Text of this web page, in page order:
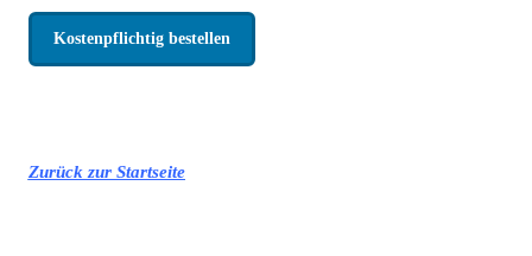
Zurück zur Startseite